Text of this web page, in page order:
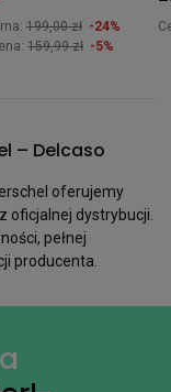
199,00 zł -24%
159,99 zł -5%
– Delcaso
oferujemy
oficjalnej dystrybucji.
pełnej
producenta.